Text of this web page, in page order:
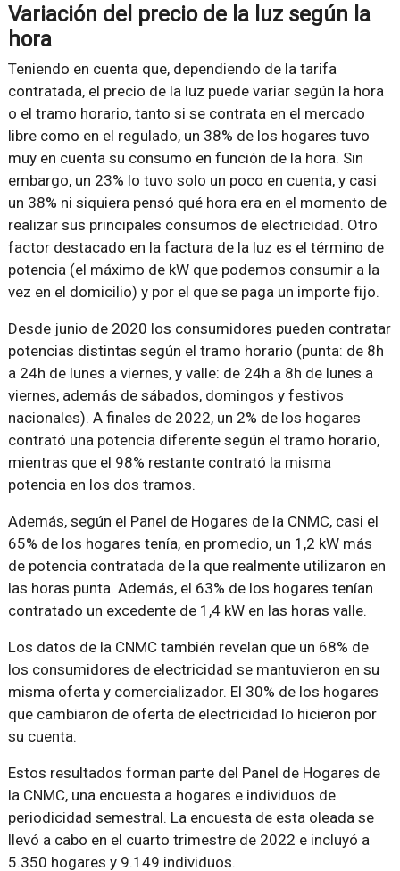
Variación del precio de la luz según la
hora
Teniendo en cuenta que, dependiendo de la tarifa
contratada, el precio de la luz puede variar según la hora
o el tramo horario, tanto si se contrata en el mercado
libre como en el regulado, un 38% de los hogares tuvo
muy en cuenta su consumo en función de la hora. Sin
embargo, un 23% lo tuvo solo un poco en cuenta, y casi
un 38% ni siquiera pensó qué hora era en el momento de
realizar sus principales consumos de electricidad. Otro
factor destacado en la factura de la luz es el término de
potencia (el máximo de kW que podemos consumir a la
vez en el domicilio) y por el que se paga un importe fijo.
Desde junio de 2020 los consumidores pueden contratar
potencias distintas según el tramo horario (punta: de 8h
a 24h de lunes a viernes, y valle: de 24h a 8h de lunes a
viernes, además de sábados, domingos y festivos
nacionales). A finales de 2022, un 2% de los hogares
contrató una potencia diferente según el tramo horario,
mientras que el 98% restante contrató la misma
potencia en los dos tramos.
Además, según el Panel de Hogares de la CNMC, casi el
65% de los hogares tenía, en promedio, un 1,2 kW más
de potencia contratada de la que realmente utilizaron en
las horas punta. Además, el 63% de los hogares tenían
contratado un excedente de 1,4 kW en las horas valle.
Los datos de la CNMC también revelan que un 68% de
los consumidores de electricidad se mantuvieron en su
misma oferta y comercializador. El 30% de los hogares
que cambiaron de oferta de electricidad lo hicieron por
su cuenta.
Estos resultados forman parte del Panel de Hogares de
la CNMC, una encuesta a hogares e individuos de
periodicidad semestral. La encuesta de esta oleada se
llevó a cabo en el cuarto trimestre de 2022 e incluyó a
5.350 hogares y 9.149 individuos.